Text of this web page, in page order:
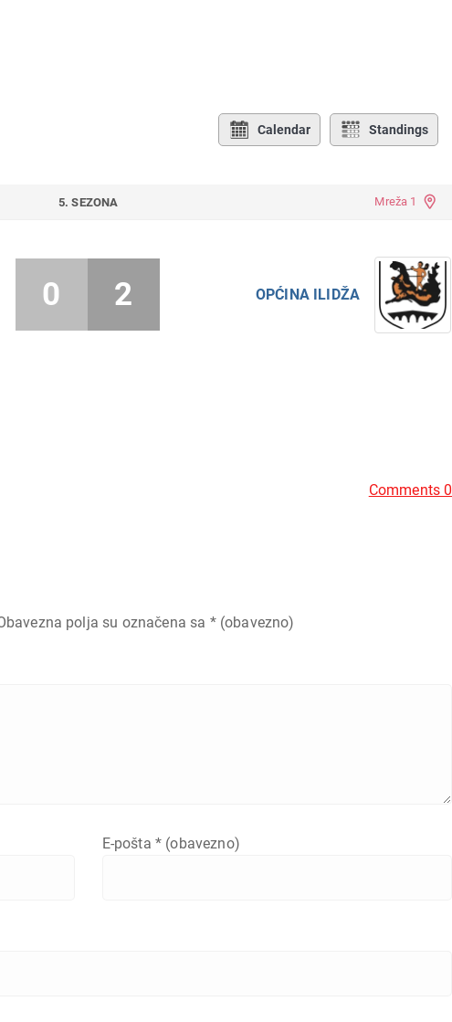
Calendar Standings
5. SEZONA Mreža 1
OPĆINA ILIDŽA
0 2
Comments 0
polja su označena sa * (obavezno)
E-pošta * (obavezno)